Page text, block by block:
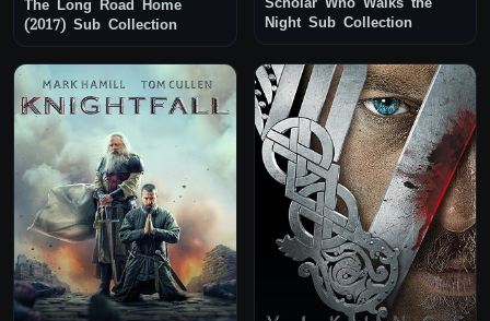
The Long Road Home
(2017) Sub Collection
Night Sub Collection